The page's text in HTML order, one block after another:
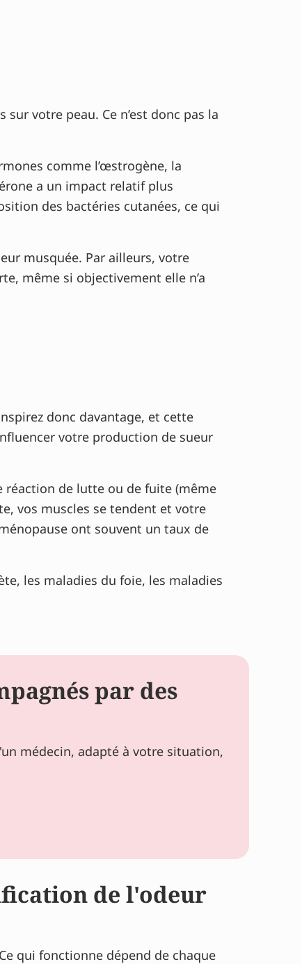
votre peau. Ce n’est donc pas la
comme l’œstrogène, la
a un impact relatif plus
des bactéries cutanées, ce qui
musquée. Par ailleurs, votre
même si objectivement elle n’a
donc davantage, et cette
votre production de sueur
réaction de lutte ou de fuite (même
vos muscles se tendent et votre
ont souvent un taux de
les maladies du foie, les maladies
par des
médecin, adapté à votre situation,
de l'odeur
qui fonctionne dépend de chaque